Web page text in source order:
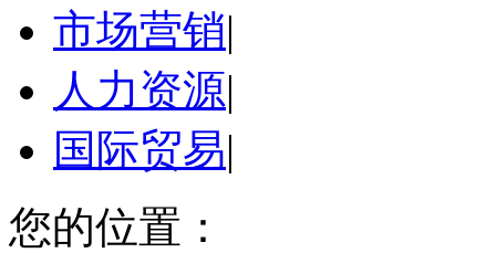
市场营销|
人力资源|
国际贸易|
您的位置：